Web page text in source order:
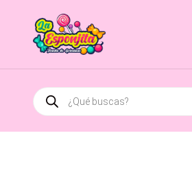
Búsqueda
de
productos